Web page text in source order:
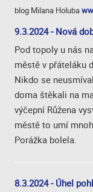
blog Milana Holuba
9.3.2024 - Nová
Pod topoly u nás
městě v přáteláku
Nikdo se
doma štěkali na
výčepní Růžena
městě to umí
Porážka bolela.
8.3.2024 - Úhel